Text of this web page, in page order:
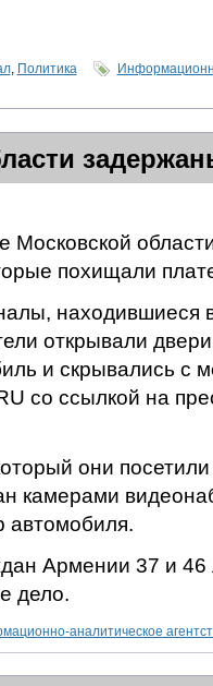
, Политика
Московской
похищали
находившиеся
открывали
и скрывались с
со ссылкой на
они
камерами
автомобиля.
Армении 37 и 46
дело.
аналитическое